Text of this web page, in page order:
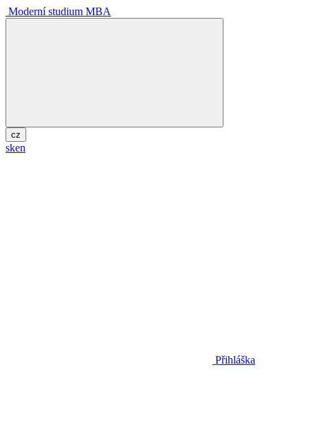
Moderní studium MBA
cz
sken
Přihláška